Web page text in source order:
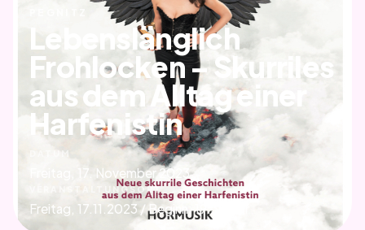
Lebenslänglich
Frohlocken – Skurriles
aus dem Alltag einer
Harfenistin
DATUM
Freitag, 17. November 2023
VERANSTALTUNGSORT
Freitag, 17.11.2023 / Beginn: 19.30 Uhr